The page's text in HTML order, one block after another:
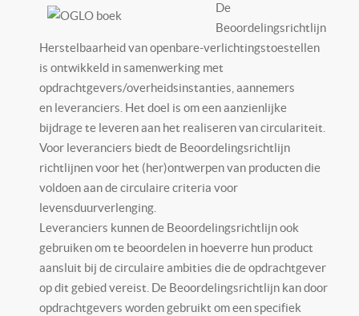
De
Beoordelingsrichtlijn
Herstelbaarheid van openbare-verlichtingstoestellen
is ontwikkeld in samenwerking met
opdrachtgevers/overheidsinstanties, aannemers
en leveranciers. Het doel is om een aanzienlijke
bijdrage te leveren aan het realiseren van circulariteit.
Voor leveranciers biedt de Beoordelingsrichtlijn
richtlijnen voor het (her)ontwerpen van producten die
voldoen aan de circulaire criteria voor
levensduurverlenging.
Leveranciers kunnen de Beoordelingsrichtlijn ook
gebruiken om te beoordelen in hoeverre hun product
aansluit bij de circulaire ambities die de opdrachtgever
op dit gebied vereist. De Beoordelingsrichtlijn kan door
opdrachtgevers worden gebruikt om een specifiek